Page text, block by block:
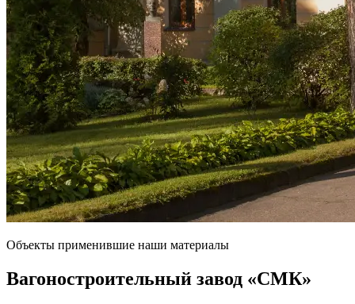
Объекты применившие наши материалы
Вагоностроительный завод «СМК»